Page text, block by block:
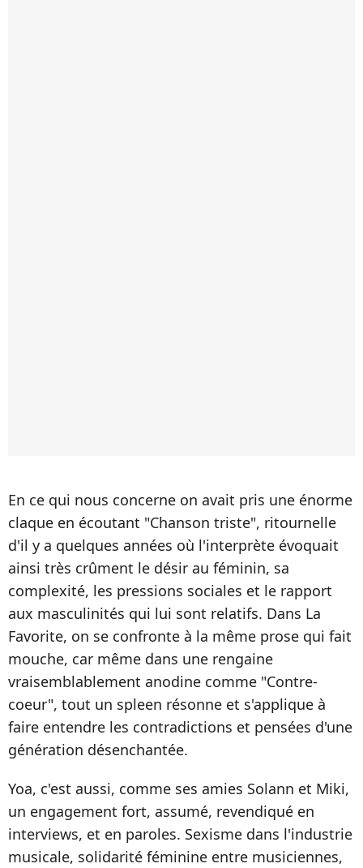
En ce qui nous concerne on avait pris une énorme
claque en écoutant "Chanson triste", ritournelle
d'il y a quelques années où l'interprète évoquait
ainsi très crûment le désir au féminin, sa
complexité, les pressions sociales et le rapport
aux masculinités qui lui sont relatifs. Dans La
Favorite, on se confronte à la même prose qui fait
mouche, car même dans une rengaine
vraisemblablement anodine comme "Contre-
coeur", tout un spleen résonne et s'applique à
faire entendre les contradictions et pensées d'une
génération désenchantée.
Yoa, c'est aussi, comme ses amies Solann et Miki,
un engagement fort, assumé, revendiqué en
interviews, et en paroles. Sexisme dans l'industrie
musicale, solidarité féminine entre musiciennes,